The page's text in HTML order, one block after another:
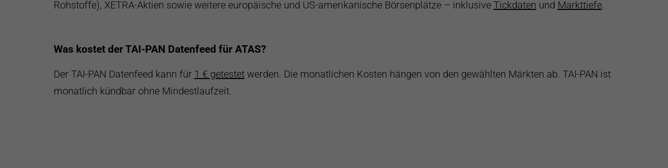
Rohstoffe), XETRA-Aktien sowie weitere europäische und US-amerikanische Börsenplätze – inklusive Tickdaten und Markttiefe.
Was kostet der TAI-PAN Datenfeed für ATAS?
Der TAI-PAN Datenfeed kann für 1 € getestetwerden. Die monatlichen Kosten hängen von den gewählten Märkten ab. TAI-PAN ist
monatlich kündbar ohne Mindestlaufzeit.